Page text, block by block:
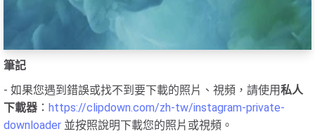
筆記
- 如果您遇到錯誤或找不到要下載的照片、視頻，請使用私人
下載器 ： https://clipdown.com/zh-tw/instagram-private-
downloader 並按照說明下載您的照片或視頻。